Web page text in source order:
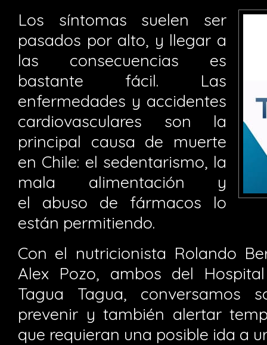
Los síntomas suelen ser
pasados por alto, y llegar a
las consecuencias es
bastante fácil. Las
enfermedades y accidentes
cardiovasculares son la
principal causa de muerte
en Chile: el sedentarismo, la
mala alimentación y
el abuso de fármacos lo
están permitiendo.
Con el nutricionista Rolando
Alex Pozo, ambos del
Tagua Tagua, conversamos
prevenir y también alertar
que requieran una posible ida a